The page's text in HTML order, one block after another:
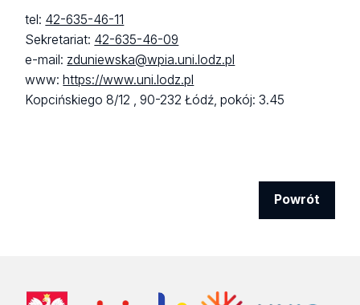
tel: 42-635-46-11
Sekretariat: 42-635-46-09
e-mail: zduniewska@wpia.uni.lodz.pl
www:https://www.uni.lodz.pl
Kopcińskiego 8/12 ,90-232 Łódź,pokój: 3.45
Powrót